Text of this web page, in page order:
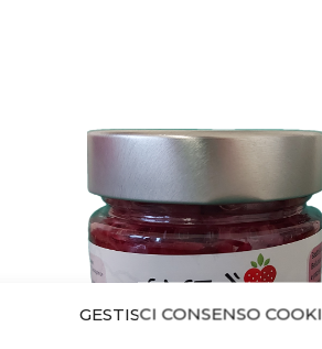
GESTISCI CONSENSO